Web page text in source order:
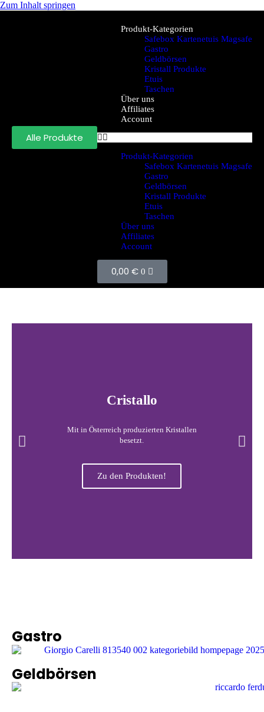
Zum Inhalt springen
Alle Produkte
Produkt-Kategorien
Safebox Kartenetuis Magsafe
Gastro
Geldbörsen
Kristall Produkte
Etuis
Taschen
Über uns
Affiliates
Account
Produkt-Kategorien
Safebox Kartenetuis Magsafe
Gastro
Geldbörsen
Kristall Produkte
Etuis
Taschen
Über uns
Affiliates
Account
0,00 € 0
Cristallo
Mit in Österreich produzierten Kristallen
besetzt.
Zu den Produkten!
Gastro
Geldbörsen